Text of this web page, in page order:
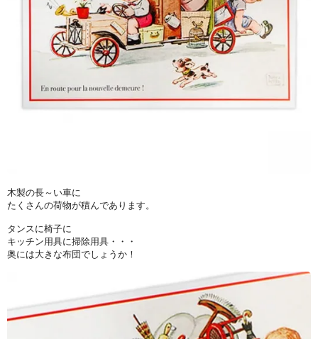
木製の長～い車に
たくさんの荷物が積んであります。
タンスに椅子に
キッチン用具に掃除用具・・・
奥には大きな布団でしょうか！